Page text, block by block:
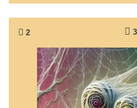
2